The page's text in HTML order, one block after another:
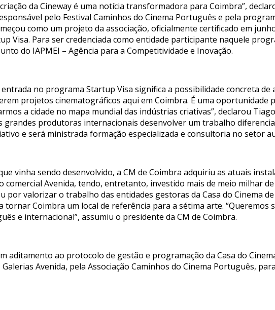
da Cineway é uma notícia transformadora para Coimbra”,
pelo Festival Caminhos do Cinema Português e pela
como um projeto da associação, oficialmente certificado em
Visa. Para ser credenciada como entidade participante naquele
do IAPMEI – Agência para a Competitividade e Inovação.
no programa Startup Visa significa a possibilidade concreta de
projetos cinematográficos aqui em Coimbra. É uma oportunidade
a cidade no mapa mundial das indústrias criativas”, declarou
grandes produtoras internacionais desenvolver um trabalho
e será ministrada formação especializada e consultoria no setor
vinha sendo desenvolvido, a CM de Coimbra adquiriu as atuais
comercial Avenida, tendo, entretanto, investido mais de meio milhar
por valorizar o trabalho das entidades gestoras da Casa do Cinema
Coimbra um local de referência para a sétima arte. “Queremos
e internacional”, assumiu o presidente da CM de Coimbra.
aditamento ao protocolo de gestão e programação da Casa do
Avenida, pela Associação Caminhos do Cinema Português,